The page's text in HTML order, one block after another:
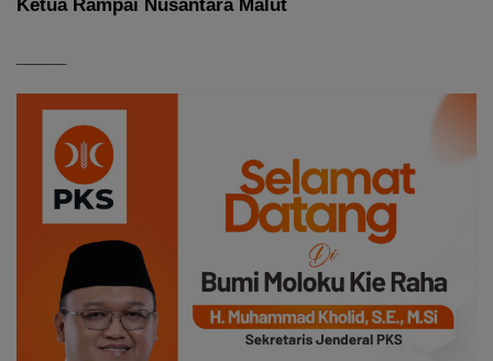
Ketua Rampai Nusantara Malut